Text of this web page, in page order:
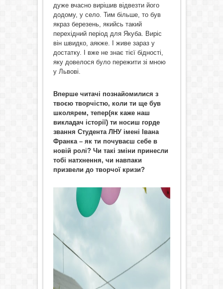
дуже вчасно вирішив відвезти його
додому, у село. Тим більше, то був
якраз березень, якийсь такий
перехідний період для Якуба. Виріс
він швидко, аякже. І живе зараз у
достатку. І вже не знає тієї бідності,
яку довелося було пережити зі мною
у Львові.
Вперше читачі познайомилися з
твоєю творчістю, коли ти ще був
школярем, тепер(як каже наш
викладач історії) ти носиш горде
звання Студента ЛНУ імені Івана
Франка – як ти почуваєш себе в
новій ролі? Чи такі зміни принесли
тобі натхнення, чи навпаки
призвели до творчої кризи?